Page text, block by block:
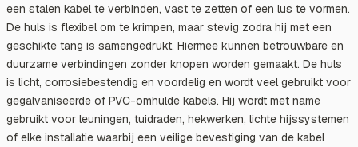
een stalen kabel te verbinden, vast te zetten of een lus te vormen.
De huls is flexibel om te krimpen, maar stevig zodra hij met een
geschikte tang is samengedrukt. Hiermee kunnen betrouwbare en
duurzame verbindingen zonder knopen worden gemaakt. De huls
is licht, corrosiebestendig en voordelig en wordt veel gebruikt voor
gegalvaniseerde of PVC-omhulde kabels. Hij wordt met name
gebruikt voor leuningen, tuidraden, hekwerken, lichte hijssystemen
of elke installatie waarbij een veilige bevestiging van de kabel